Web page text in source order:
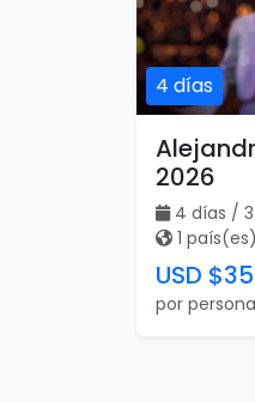
4 días
2026
4 días /
1 país(es)
USD
por persona